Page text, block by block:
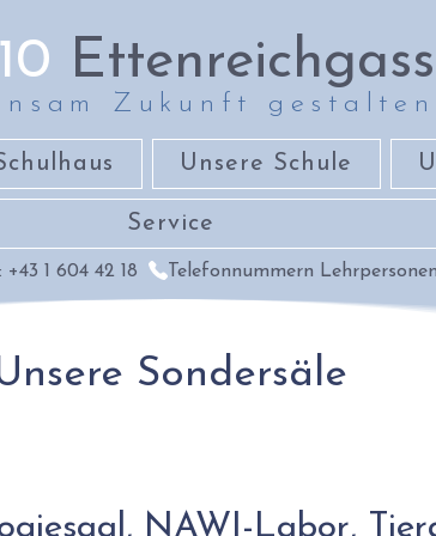
Zukunft gestalten
Unsere Schule
Service
+43 1 604 42 18 Telefonnummern Lehrpersonen
Sondersäle
NAWI-Labor,